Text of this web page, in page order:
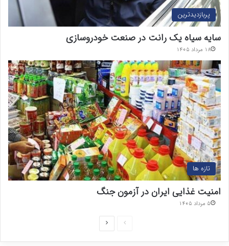
پربازدیدترین
سایه سیاه یک رانت در صنعت خودروسازی
۱۸ مرداد ۱۴۰۵
تازه ها
امنیت غذایی ایران در آزمون جنگ
۵ مرداد ۱۴۰۵